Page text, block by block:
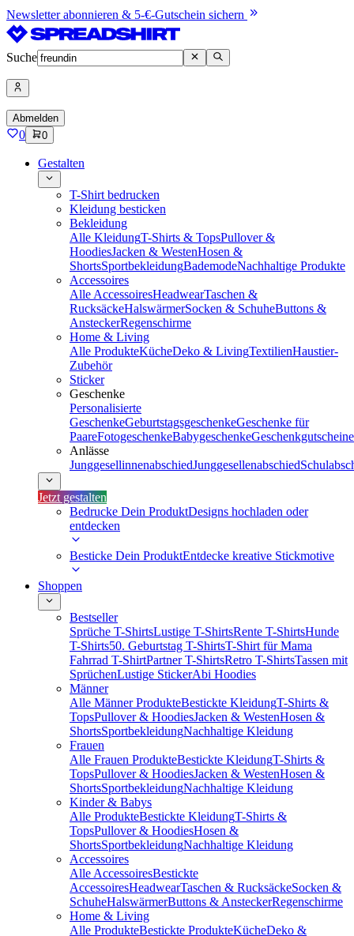
Newsletter abonnieren & 5-€-Gutschein sichern
Suche
Abmelden
0 0
Gestalten
T-Shirt bedrucken
Kleidung besticken
Bekleidung
Alle KleidungT-Shirts & TopsPullover &
HoodiesJacken & WestenHosen &
ShortsSportbekleidungBademodeNachhaltige Produkte
Accessoires
Alle AccessoiresHeadwearTaschen &
RucksäckeHalswärmerSocken & SchuheButtons &
AnsteckerRegenschirme
Home & Living
Alle ProdukteKücheDeko & LivingTextilienHaustier-
Zubehör
Sticker
Geschenke
Personalisierte
GeschenkeGeburtstagsgeschenkeGeschenke für
PaareFotogeschenkeBabygeschenkeGeschenkgutscheine
Anlässe
JunggesellinnenabschiedJunggesellenabschied
Jetzt gestalten
Bedrucke Dein ProduktDesigns hochladen oder
entdecken
Besticke Dein ProduktEntdecke kreative Stickmotive
Shoppen
Bestseller
Sprüche T-ShirtsLustige T-ShirtsRente T-ShirtsHunde
T-Shirts50. Geburtstag T-ShirtsT-Shirt für Mama
Fahrrad T-ShirtPartner T-ShirtsRetro T-ShirtsTassen mit
SprüchenLustige StickerAbi Hoodies
Männer
Alle Männer ProdukteBestickte KleidungT-Shirts &
TopsPullover & HoodiesJacken & WestenHosen &
ShortsSportbekleidungNachhaltige Kleidung
Frauen
Alle Frauen ProdukteBestickte KleidungT-Shirts &
TopsPullover & HoodiesJacken & WestenHosen &
ShortsSportbekleidungNachhaltige Kleidung
Kinder & Babys
Alle ProdukteBestickte KleidungT-Shirts &
TopsPullover & HoodiesHosen &
ShortsSportbekleidungNachhaltige Kleidung
Accessoires
Alle AccessoiresBestickte
AccessoiresHeadwearTaschen & RucksäckeSocken &
SchuheHalswärmerButtons & AnsteckerRegenschirme
Home & Living
Alle ProdukteBestickte ProdukteKücheDeko &